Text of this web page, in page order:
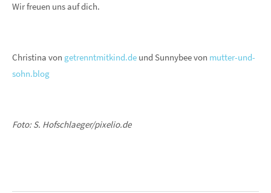
Wir freuen uns auf dich.
Christina von getrenntmitkind.de und Sunnybee von mutter-und-
sohn.blog
Foto: S. Hofschlaeger/pixelio.de